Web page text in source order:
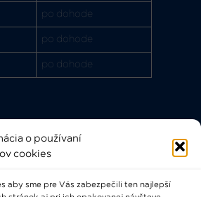
o používaní
cookies
aby sme pre Vás zabezpečili ten najlepší
po dohode
po dohode
po dohode